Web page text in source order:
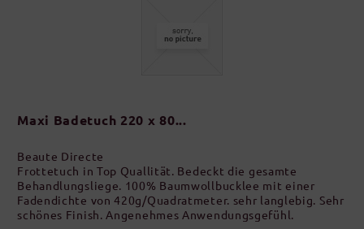
Maxi Badetuch 220 x 80...
Beaute Directe
Frottetuch in Top Quallität. Bedeckt die gesamte
Behandlungsliege. 100% Baumwollbucklee mit einer
Fadendichte von 420g/Quadratmeter. sehr langlebig. Sehr
schönes Finish. Angenehmes Anwendungsgefühl.